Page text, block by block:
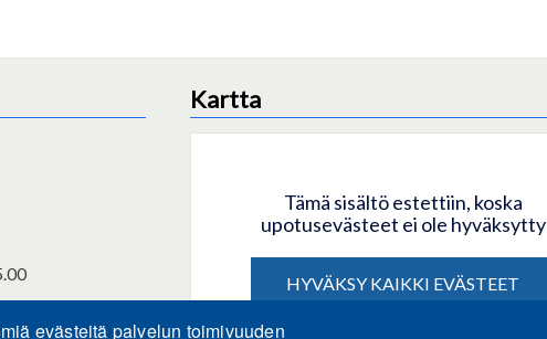
Kartta
Tämä sisältö estettiin, koska
upotusevästeet ei ole hyväksytty
HYVÄKSY KAIKKI EVÄSTEET
evästeitä palvelun toimivuuden